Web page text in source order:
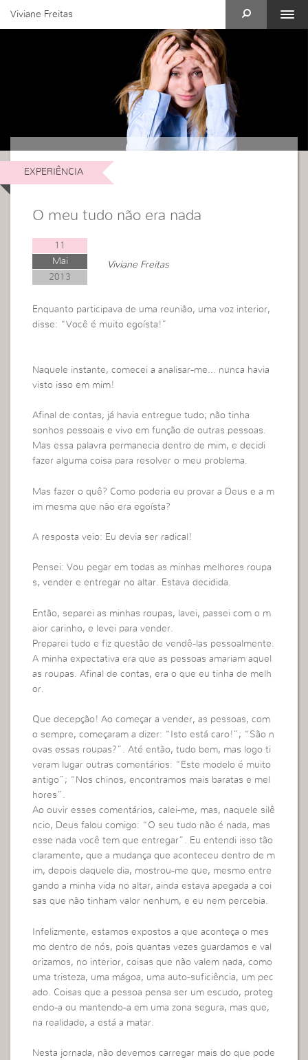
Viviane Freitas
EXPERIÊNCIA
O meu tudo não era nada
11
Mai
2013
Viviane Freitas
Enquanto participava de uma reunião, uma voz interior,
disse: “Você é muito egoísta!”
Naquele instante, comecei a analisar-me… nunca havia
visto isso em mim!
Afinal de contas, já havia entregue tudo; não tinha
sonhos pessoais e vivo em função de outras pessoas.
Mas essa palavra permanecia dentro de mim, e decidi
fazer alguma coisa para resolver o meu problema.
Mas fazer o quê? Como poderia eu provar a Deus e a m
im mesma que não era egoísta?
A resposta veio: Eu devia ser radical!
Pensei: Vou pegar em todas as minhas melhores roupa
s, vender e entregar no altar. Estava decidida.
Então, separei as minhas roupas, lavei, passei com o m
aior carinho, e levei para vender.
Preparei tudo e fiz questão de vendê-las pessoalmente.
A minha expectativa era que as pessoas amariam aquel
as roupas. Afinal de contas, era o que eu tinha de melh
or.
Que decepção! Ao começar a vender, as pessoas, com
o sempre, começaram a dizer: “Isto está caro!”; “São n
ovas essas roupas?”. Até então, tudo bem, mas logo ti
veram lugar outras comentários: “Este modelo é muito
antigo”; “Nos chinos, encontramos mais baratas e mel
hores”.
Ao ouvir esses comentários, calei-me, mas, naquele silê
ncio, Deus falou comigo: “O seu tudo não é nada, mas
esse nada você tem que entregar”. Eu entendi isso tão
claramente, que a mudança que aconteceu dentro de m
im, depois daquele dia, mostrou-me que, mesmo entre
gando a minha vida no altar, ainda estava apegada a coi
sas que não tinham valor nenhum, e eu nem percebia.
Infelizmente, estamos expostos a que aconteça o mes
mo dentro de nós, pois quantas vezes guardamos e val
orizamos, no interior, coisas que não valem nada, como
uma tristeza, uma mágoa, uma auto-suficiência, um pec
ado. Coisas que a pessoa pensa ser um escudo, proteg
endo-a ou mantendo-a em uma zona segura, mas que,
na realidade, a está a matar.
Nesta jornada, não devemos carregar mais do que pode